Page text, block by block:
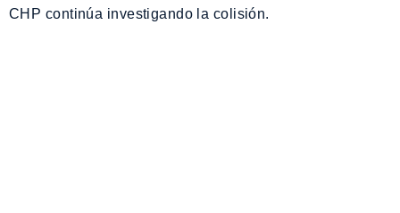
CHP continúa investigando la colisión.